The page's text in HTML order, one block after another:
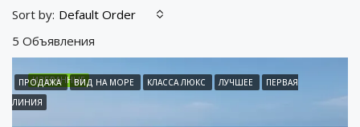
5 Объявления
Sort by: Default Order
ИЗБРАННЫЕ
ПРОДАЖА ВИД НА МОРЕ КЛАССА ЛЮКС ЛУЧШЕЕ
ПЕРВАЯ
ЛИНИЯ